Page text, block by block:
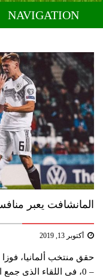
NAVIGATION
المانشافت يعبر
أكتوبر 13, 2019
– 0، فى اللقاء الذى